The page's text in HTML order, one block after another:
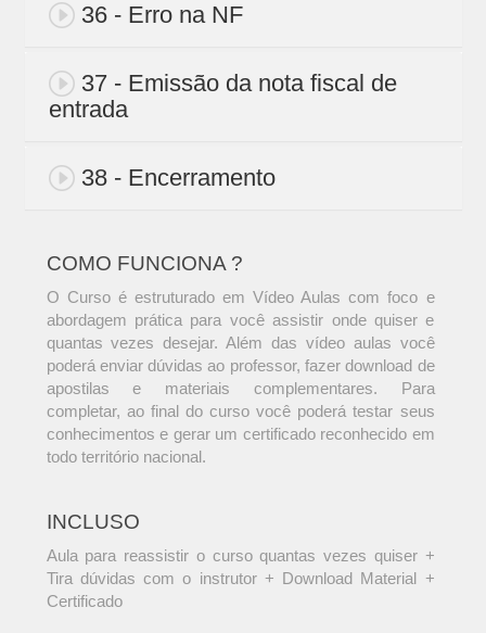
36 - Erro na NF
37 - Emissão da nota fiscal de
entrada
38 - Encerramento
COMO FUNCIONA ?
O Curso é estruturado em Vídeo Aulas com foco e
abordagem prática para você assistir onde quiser e
quantas vezes desejar. Além das vídeo aulas você
poderá enviar dúvidas ao professor, fazer download de
apostilas e materiais complementares. Para
completar, ao final do curso você poderá testar seus
conhecimentos e gerar um certificado reconhecido em
todo território nacional.
INCLUSO
Aula para reassistir o curso quantas vezes quiser +
Tira dúvidas com o instrutor + Download Material +
Certificado